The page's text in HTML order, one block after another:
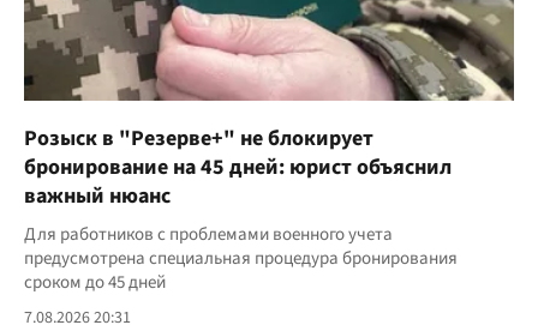
Розыск в "Резерве+" не блокирует
бронирование на 45 дней: юрист объяснил
важный нюанс
Для работников с проблемами военного учета
предусмотрена специальная процедура бронирования
сроком до 45 дней
7.08.2026 20:31